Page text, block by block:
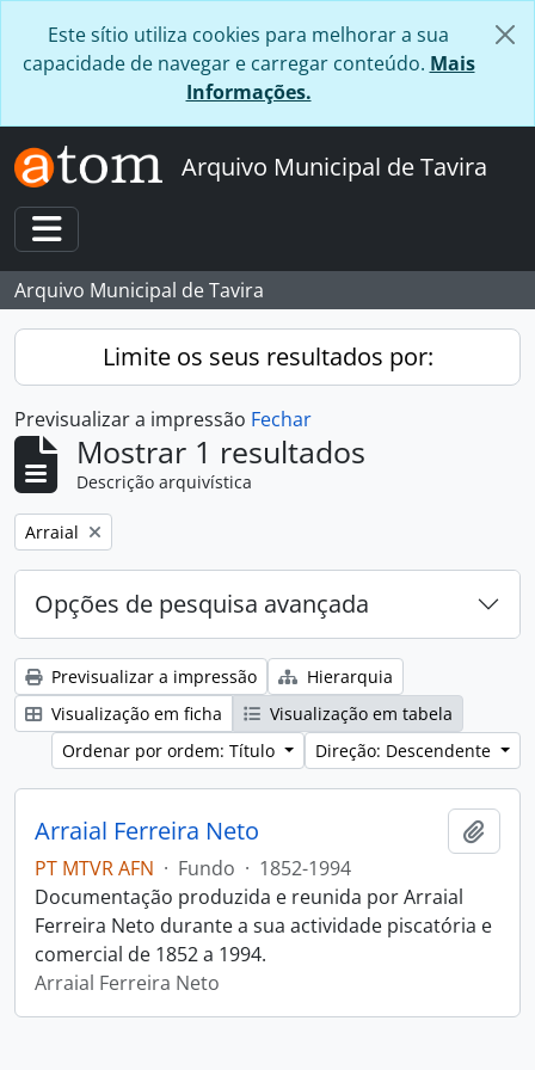
Este sítio utiliza cookies para melhorar a sua
capacidade de navegar e carregar conteúdo. Mais
Informações.
Arquivo Municipal de Tavira
Toggle navigation
Arquivo Municipal de Tavira
Limite os seus resultados por:
Previsualizar a impressão Fechar
Mostrar 1 resultados
Descrição arquivística
Remover filtro:
Arraial
Opções de pesquisa avançada
Previsualizar a impressão
Hierarquia
Visualização em ficha
Visualização em tabela
Ordenar por ordem: Título
Direção: Descendente
Arraial Ferreira Neto
PT MTVR AFN · Fundo · 1852-1994
Documentação produzida e reunida por Arraial
Ferreira Neto durante a sua actividade piscatória e
comercial de 1852 a 1994.
Arraial Ferreira Neto